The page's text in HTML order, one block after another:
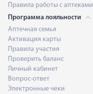
Правила работы с аптеками
Программа лояльности
Аптечная семья
Активация карты
Правила участия
Проверить баланс
Личный кабинет
Вопрос-ответ
Электронные чеки